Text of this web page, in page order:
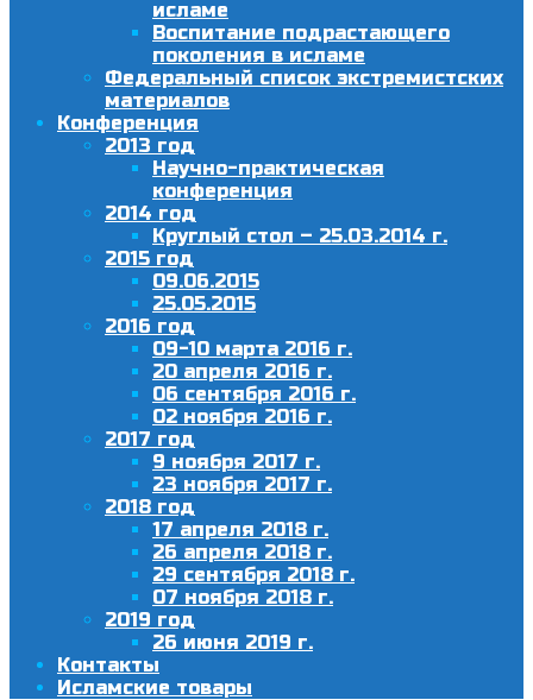
исламе
Воспитание подрастающего
поколения в исламе
Федеральный список экстремистских
материалов
Конференция
2013 год
Научно-практическая
конференция
2014 год
Круглый стол – 25.03.2014 г.
2015 год
09.06.2015
25.05.2015
2016 год
09-10 марта 2016 г.
20 апреля 2016 г.
06 сентября 2016 г.
02 ноября 2016 г.
2017 год
9 ноября 2017 г.
23 ноября 2017 г.
2018 год
17 апреля 2018 г.
26 апреля 2018 г.
29 сентября 2018 г.
07 ноября 2018 г.
2019 год
26 июня 2019 г.
Контакты
Исламские товары